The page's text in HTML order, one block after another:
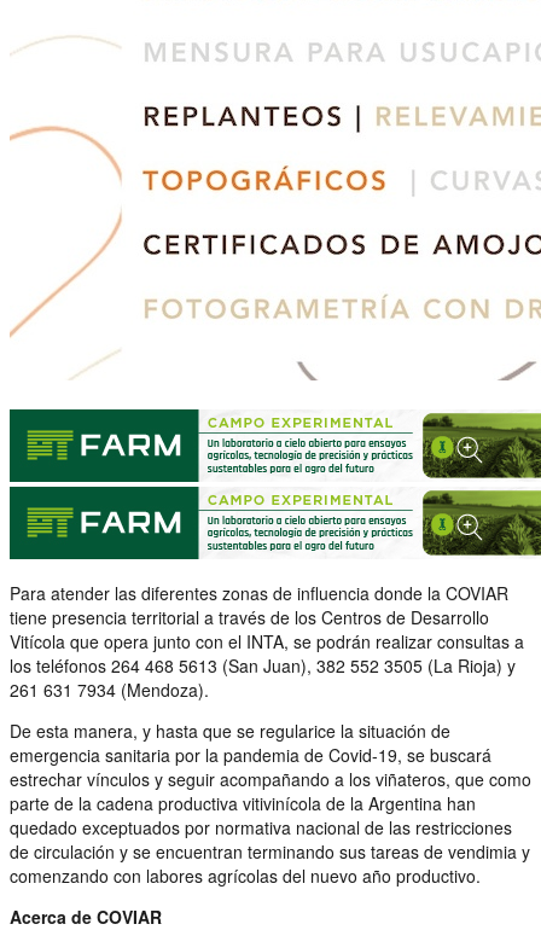
Para atender las diferentes zonas de influencia donde la COVIAR
tiene presencia territorial a través de los Centros de Desarrollo
Vitícola que opera junto con el INTA, se podrán realizar consultas a
los teléfonos 264 468 5613 (San Juan), 382 552 3505 (La Rioja) y
261 631 7934 (Mendoza).
De esta manera, y hasta que se regularice la situación de
emergencia sanitaria por la pandemia de Covid-19, se buscará
estrechar vínculos y seguir acompañando a los viñateros, que como
parte de la cadena productiva vitivinícola de la Argentina han
quedado exceptuados por normativa nacional de las restricciones
de circulación y se encuentran terminando sus tareas de vendimia y
comenzando con labores agrícolas del nuevo año productivo.
Acerca de COVIAR